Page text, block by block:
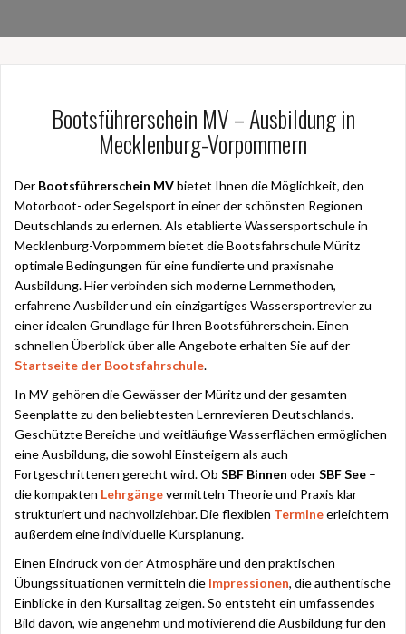
Bootsführerschein MV – Ausbildung in
Mecklenburg-Vorpommern
Der Bootsführerschein MVbietet Ihnen die Möglichkeit, den
Motorboot- oder Segelsport in einer der schönsten Regionen
Deutschlands zu erlernen. Als etablierte Wassersportschule in
Mecklenburg-Vorpommern bietet die Bootsfahrschule Müritz
optimale Bedingungen für eine fundierte und praxisnahe
Ausbildung. Hier verbinden sich moderne Lernmethoden,
erfahrene Ausbilder und ein einzigartiges Wassersportrevier zu
einer idealen Grundlage für Ihren Bootsführerschein. Einen
schnellen Überblick über alle Angebote erhalten Sie auf der
Startseite der Bootsfahrschule.
In MV gehören die Gewässer der Müritz und der gesamten
Seenplatte zu den beliebtesten Lernrevieren Deutschlands.
Geschützte Bereiche und weitläufige Wasserflächen ermöglichen
eine Ausbildung, die sowohl Einsteigern als auch
Fortgeschrittenen gerecht wird. Ob SBF Binnen oderSBF See –
die kompakten Lehrgängevermitteln Theorie und Praxis klar
strukturiert und nachvollziehbar. Die flexiblen Termineerleichtern
außerdem eine individuelle Kursplanung.
Einen Eindruck von der Atmosphäre und den praktischen
Übungssituationen vermitteln die Impressionen, die authentische
Einblicke in den Kursalltag zeigen. So entsteht ein umfassendes
Bild davon, wie angenehm und motivierend die Ausbildung für den